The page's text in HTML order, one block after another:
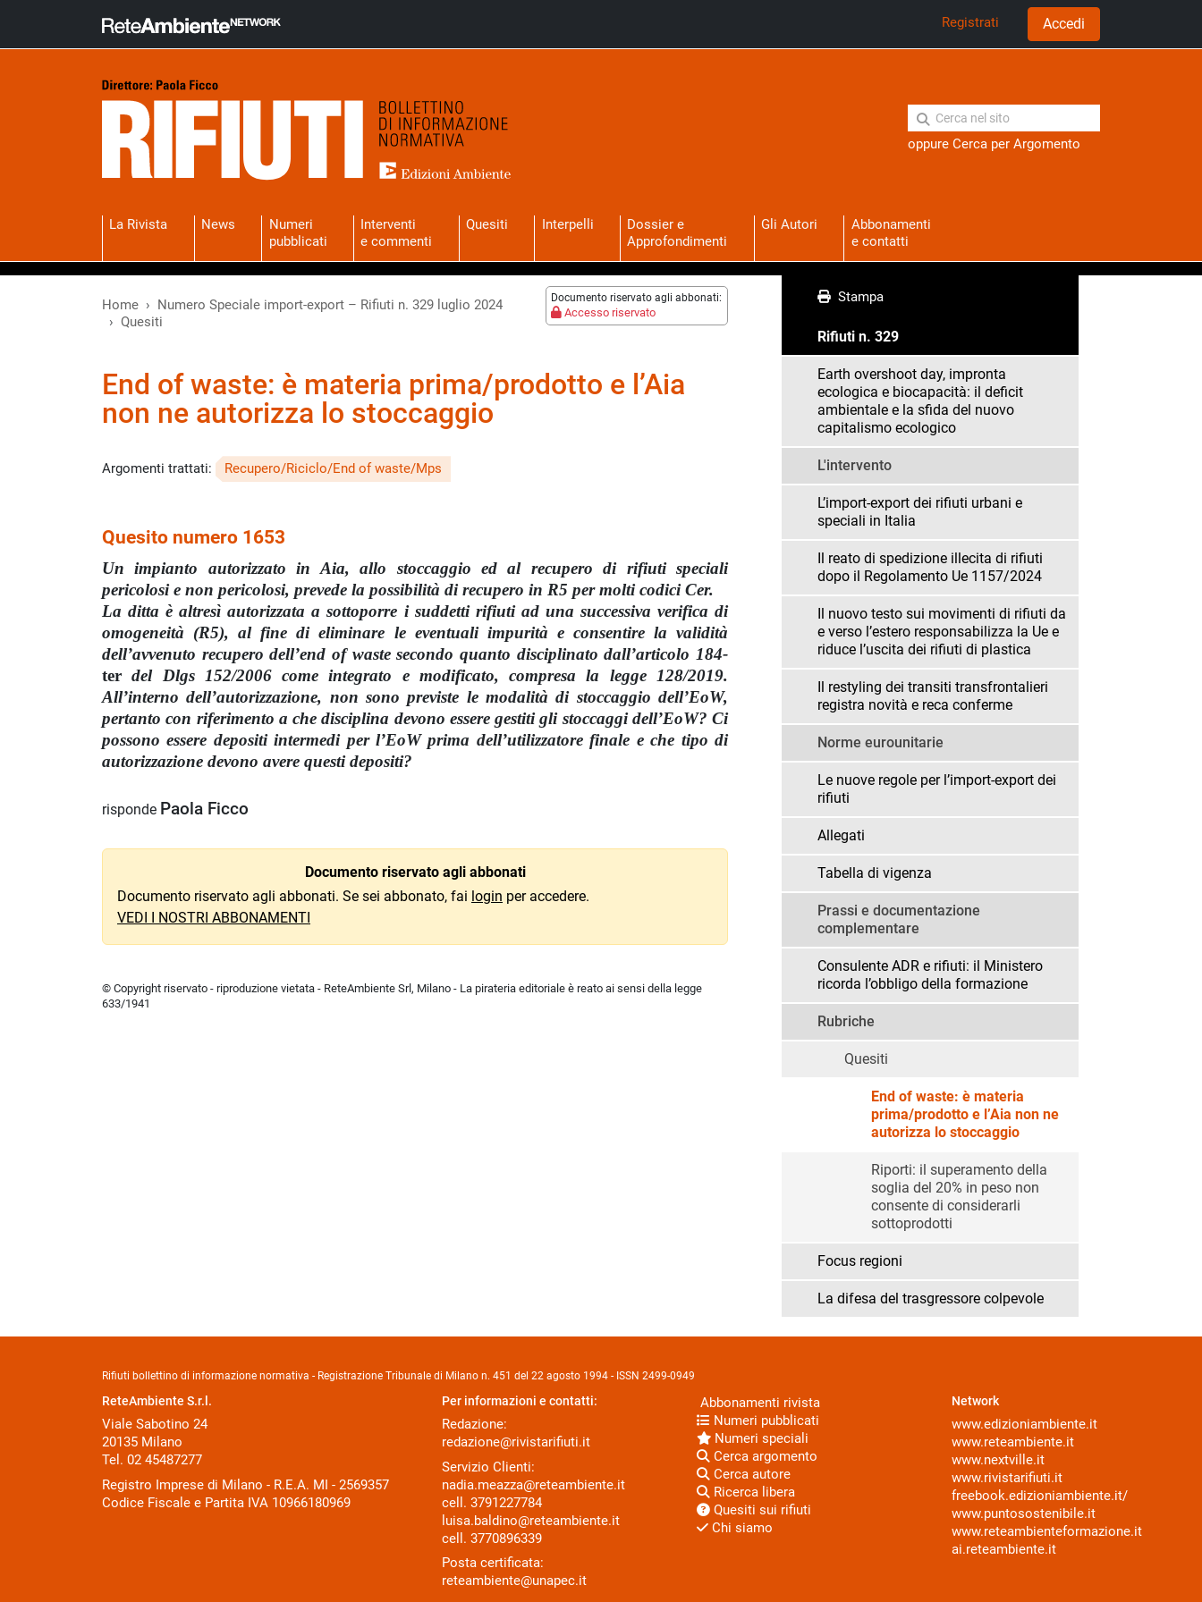
Registrati Accedi
oppure Cerca per Argomento
La Rivista News
Numeri
pubblicati
Interventi
e commenti
Quesiti Interpelli
Dossier e
Approfondimenti
Gli Autori
Abbonamenti
e contatti
Documento riservato agli abbonati:
Accesso riservato
Home
Numero Speciale import-export – Rifiuti n. 329 luglio 2024
Quesiti
End of waste: è materia prima/prodotto e l’Aia
non ne autorizza lo stoccaggio
Argomenti trattati: Recupero/Riciclo/End of waste/Mps
Quesito numero 1653
Un impianto autorizzato in Aia, allo stoccaggio ed al recupero di rifiuti speciali
pericolosi e non pericolosi, prevede la possibilità di recupero in R5 per molti codici Cer.
La ditta è altresì autorizzata a sottoporre i suddetti rifiuti ad una successiva verifica di
omogeneità (R5), al fine di eliminare le eventuali impurità e consentire la validità
dell’avvenuto recupero dell’end of waste secondo quanto disciplinato dall’articolo 184-
ter del Dlgs 152/2006 come integrato e modificato, compresa la legge 128/2019.
All’interno dell’autorizzazione, non sono previste le modalità di stoccaggio dell’EoW,
pertanto con riferimento a che disciplina devono essere gestiti gli stoccaggi dell’EoW? Ci
possono essere depositi intermedi per l’EoW prima dell’utilizzatore finale e che tipo di
autorizzazione devono avere questi depositi?
risponde Paola Ficco
Documento riservato agli abbonati
Documento riservato agli abbonati. Se sei abbonato, fai login per accedere.
VEDI I NOSTRI ABBONAMENTI
© Copyright riservato - riproduzione vietata - ReteAmbiente Srl, Milano - La pirateria editoriale è reato ai sensi della legge
633/1941
Stampa
Rifiuti n. 329
Earth overshoot day, impronta
ecologica e biocapacità: il deficit
ambientale e la sfida del nuovo
capitalismo ecologico
L'intervento
L’import-export dei rifiuti urbani e
speciali in Italia
Il reato di spedizione illecita di rifiuti
dopo il Regolamento Ue 1157/2024
Il nuovo testo sui movimenti di rifiuti da
e verso l’estero responsabilizza la Ue e
riduce l’uscita dei rifiuti di plastica
Il restyling dei transiti transfrontalieri
registra novità e reca conferme
Norme eurounitarie
Le nuove regole per l’import-export dei
rifiuti
Allegati
Tabella di vigenza
Prassi e documentazione
complementare
Consulente ADR e rifiuti: il Ministero
ricorda l’obbligo della formazione
Rubriche
Quesiti
End of waste: è materia
prima/prodotto e l’Aia non ne
autorizza lo stoccaggio
Riporti: il superamento della
soglia del 20% in peso non
consente di considerarli
sottoprodotti
Focus regioni
La difesa del trasgressore colpevole
Rifiuti bollettino di informazione normativa - Registrazione Tribunale di Milano n. 451 del 22 agosto 1994 - ISSN 2499-0949
ReteAmbiente S.r.l.
Viale Sabotino 24
20135 Milano
Tel. 02 45487277
Registro Imprese di Milano - R.E.A. MI - 2569357
Codice Fiscale e Partita IVA 10966180969
Per informazioni e contatti:
Redazione:
redazione@rivistarifiuti.it
Servizio Clienti:
nadia.meazza@reteambiente.it
cell. 3791227784
luisa.baldino@reteambiente.it
cell. 3770896339
Posta certificata:
reteambiente@unapec.it
Abbonamenti rivista
Numeri pubblicati
Numeri speciali
Cerca argomento
Cerca autore
Ricerca libera
Quesiti sui rifiuti
Chi siamo
Network
www.edizioniambiente.it
www.reteambiente.it
www.nextville.it
www.rivistarifiuti.it
freebook.edizioniambiente.it/
www.puntosostenibile.it
www.reteambienteformazione.it
ai.reteambiente.it